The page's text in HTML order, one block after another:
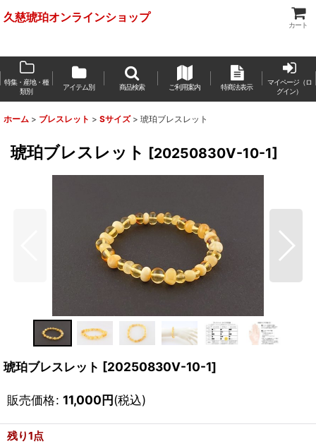
久慈琥珀オンラインショップ
カート
特集・産地・種
類別
アイテム別 商品検索 ご利用案内 特商法表示
マイページ（ロ
グイン）
ホーム > ブレスレット > Sサイズ > 琥珀ブレスレット
琥珀ブレスレット [20250830V-10-1]
琥珀ブレスレット [20250830V-10-1]
販売価格: 11,000円(税込)
残り1点